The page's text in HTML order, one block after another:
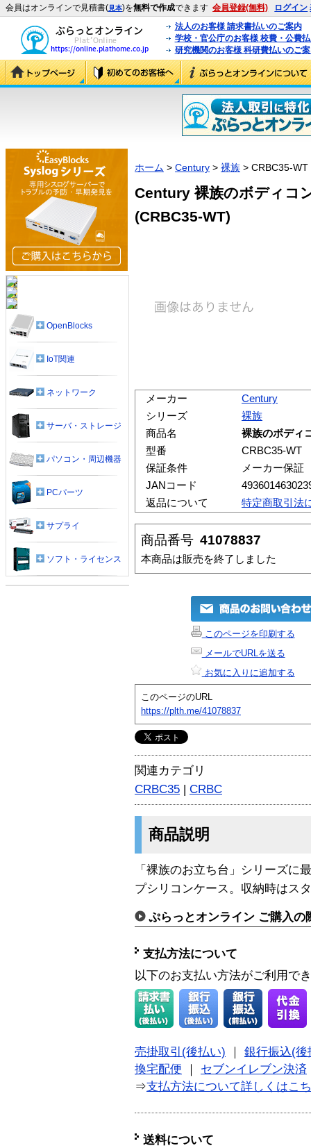
会員はオンラインで見積書(見本)を無料で作成できます 会員登録(無料) ログイン
法人のお客様 請求書払いのご案内
学校・官公庁のお客様 校費・公費
研究機関のお客様 科研費払いのご
ホーム > Century > 裸族 > CRBC35-WT
Century 裸族のボディコ
(CRBC35-WT)
メーカー
Century
シリーズ
裸族
商品名
裸族のボディ
型番
CRBC35-WT
保証条件
メーカー保証
JANコード
返品について
特定商取引法
商品番号 41078837
本商品は販売を終了しました
このページを印刷する
メールでURLを送る
お気に入りに追加する
このページのURL
https://plth.me/41078837
関連カテゴリ
CRBC35 | CRBC
商品説明
「裸族のお立ち台」シリーズに
プシリコンケース。収納時はス
ぷらっとオンライン ご購入の
支払方法について
以下のお支払い方法がご利用で
売掛取引(後払い)
銀行振込(後
換宅配便
セブンイレブン決済
⇒支払方法について詳しくはこ
送料について
OpenBlocks
IoT関連
ネットワーク
サーバ・ストレージ
パソコン・周辺機器
PCパーツ
サプライ
ソフト・ライセンス